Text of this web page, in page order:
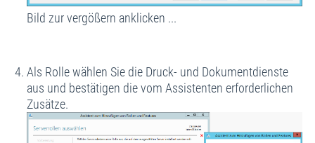
Bild zur vergößern anklicken ...
Als Rolle wählen Sie die Druck- und Dokumentdienste
aus und bestätigen die vom Assistenten erforderlichen
Zusätze.